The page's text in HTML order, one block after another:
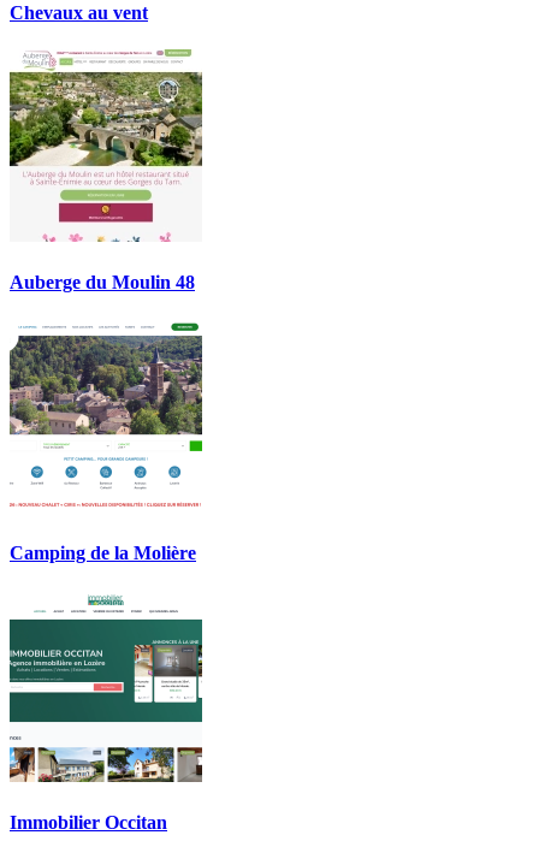
Chevaux au vent
Auberge du Moulin 48
Camping de la Molière
Immobilier Occitan